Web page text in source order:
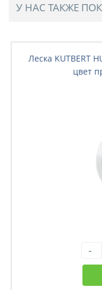
У НАС ТАКЖЕ
Леска KUTBERT
цвет
-